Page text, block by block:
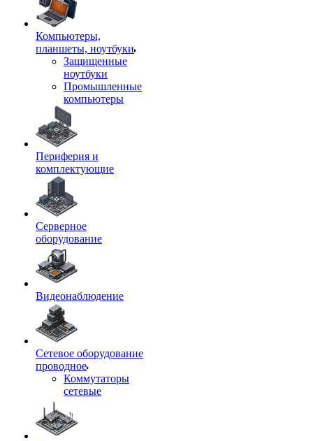
Компьютеры,
планшеты, ноутбуки
Защищенные
ноутбуки
Промышленные
компьютеры
Периферия и
комплектующие
Серверное
оборудование
Видеонаблюдение
Сетевое оборудование
проводное
Коммутаторы
сетевые